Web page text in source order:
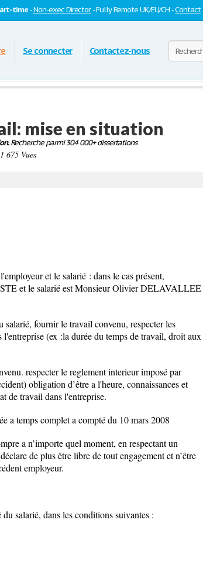
time -Non-exec Director- Fully Remote UK/EU/CH -Contact
Se connecter Contactez-nous
mise en situation
Recherche parmi 304 000+ dissertations
Vues
et le salarié : dans le cas présent,
et le salarié est Monsieur Olivier DELAVALLEE
fournir le travail convenu, respecter les
(ex :la durée du temps de travail, droit aux
respecter le reglement interieur imposé par
obligation d’être a l'heure, connaissances et
de travail dans l'entreprise.
a temps complet a compté du 10 mars 2008
a n’importe quel moment, en respectant un
de plus être libre de tout engagement et n’être
employeur.
salarié, dans les conditions suivantes :